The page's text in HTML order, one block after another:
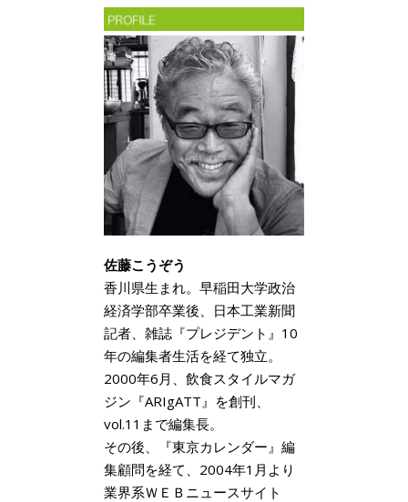
佐藤こうぞう
香川県生まれ。早稲田大学政治
経済学部卒業後、日本工業新聞
記者、雑誌『プレジデント』10
年の編集者生活を経て独立。
2000年6月、飲食スタイルマガ
ジン『ARIgATT』を創刊、
vol.11まで編集長。
その後、『東京カレンダー』編
集顧問を経て、2004年1月より
業界系ＷＥＢニュースサイト